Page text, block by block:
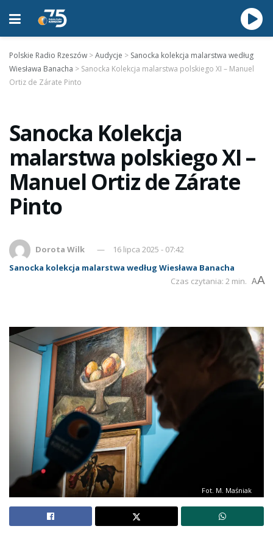
Polskie Radio Rzeszów >Audycje > Sanocka kolekcja malarstwa według
Wiesława Banacha > Sanocka Kolekcja malarstwa polskiego XI – Manuel
Ortiz de Zárate Pinto
Sanocka Kolekcja
malarstwa polskiego XI –
Manuel Ortiz de Zárate
Pinto
Dorota Wilk
16 lipca 2025 - 07:42
Sanocka kolekcja malarstwa według Wiesława Banacha
Czas czytania: 2 min. AA
Fot. M. Maśniak